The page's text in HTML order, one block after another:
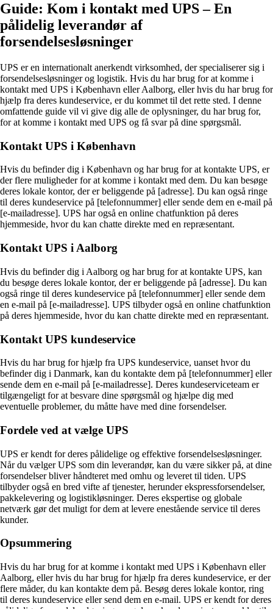
Guide: Kom i kontakt med UPS – En
pålidelig leverandør af
forsendelsesløsninger
UPS er en internationalt anerkendt virksomhed, der specialiserer sig i
forsendelsesløsninger og logistik. Hvis du har brug for at komme i
kontakt med UPS i København eller Aalborg, eller hvis du har brug for
hjælp fra deres kundeservice, er du kommet til det rette sted. I denne
omfattende guide vil vi give dig alle de oplysninger, du har brug for,
for at komme i kontakt med UPS og få svar på dine spørgsmål.
Kontakt UPS i København
Hvis du befinder dig i København og har brug for at kontakte UPS, er
der flere muligheder for at komme i kontakt med dem. Du kan besøge
deres lokale kontor, der er beliggende på [adresse]. Du kan også ringe
til deres kundeservice på [telefonnummer] eller sende dem en e-mail på
[e-mailadresse]. UPS har også en online chatfunktion på deres
hjemmeside, hvor du kan chatte direkte med en repræsentant.
Kontakt UPS i Aalborg
Hvis du befinder dig i Aalborg og har brug for at kontakte UPS, kan
du besøge deres lokale kontor, der er beliggende på [adresse]. Du kan
også ringe til deres kundeservice på [telefonnummer] eller sende dem
en e-mail på [e-mailadresse]. UPS tilbyder også en online chatfunktion
på deres hjemmeside, hvor du kan chatte direkte med en repræsentant.
Kontakt UPS kundeservice
Hvis du har brug for hjælp fra UPS kundeservice, uanset hvor du
befinder dig i Danmark, kan du kontakte dem på [telefonnummer] eller
sende dem en e-mail på [e-mailadresse]. Deres kundeserviceteam er
tilgængeligt for at besvare dine spørgsmål og hjælpe dig med
eventuelle problemer, du måtte have med dine forsendelser.
Fordele ved at vælge UPS
UPS er kendt for deres pålidelige og effektive forsendelsesløsninger.
Når du vælger UPS som din leverandør, kan du være sikker på, at dine
forsendelser bliver håndteret med omhu og leveret til tiden. UPS
tilbyder også en bred vifte af tjenester, herunder ekspressforsendelser,
pakkelevering og logistikløsninger. Deres ekspertise og globale
netværk gør det muligt for dem at levere enestående service til deres
kunder.
Opsummering
Hvis du har brug for at komme i kontakt med UPS i København eller
Aalborg, eller hvis du har brug for hjælp fra deres kundeservice, er der
flere måder, du kan kontakte dem på. Besøg deres lokale kontor, ring
til deres kundeservice eller send dem en e-mail. UPS er kendt for deres